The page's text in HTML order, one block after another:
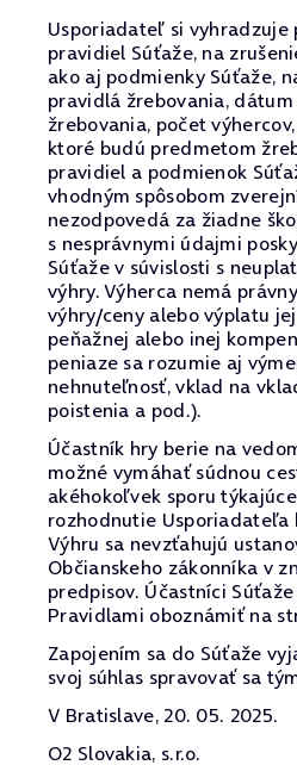
Usporiadateľ si vyhradzuje
pravidiel Súťaže, na
ako aj podmienky Súťaže,
pravidlá žrebovania,
žrebovania, počet
ktoré budú predmetom
pravidiel a podmienok
vhodným spôsobom
nezodpovedá za žiadne
s nesprávnymi údajmi
Súťaže v súvislosti s
výhry. Výherca nemá
výhry/ceny alebo výplatu
peňažnej alebo inej
peniaze sa rozumie aj
nehnuteľnosť, vklad na
poistenia a pod.).
Účastník hry berie na
možné vymáhať súdnou
akéhokoľvek sporu
rozhodnutie Usporiadateľa
Výhru sa nevzťahujú
Občianskeho zákonníka v
predpisov. Účastníci
Pravidlami oboznámiť na
Zapojením sa do Súťaže
svoj súhlas spravovať sa
V Bratislave, 20. 05. 2025.
O2 Slovakia, s.r.o.